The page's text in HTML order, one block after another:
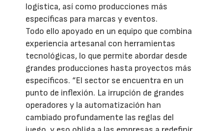
logística, así como producciones más
específicas para marcas y eventos.
Todo ello apoyado en un equipo que combina
experiencia artesanal con herramientas
tecnológicas, lo que permite abordar desde
grandes producciones hasta proyectos más
específicos. “El sector se encuentra en un
punto de inflexión. La irrupción de grandes
operadores y la automatización han
cambiado profundamente las reglas del